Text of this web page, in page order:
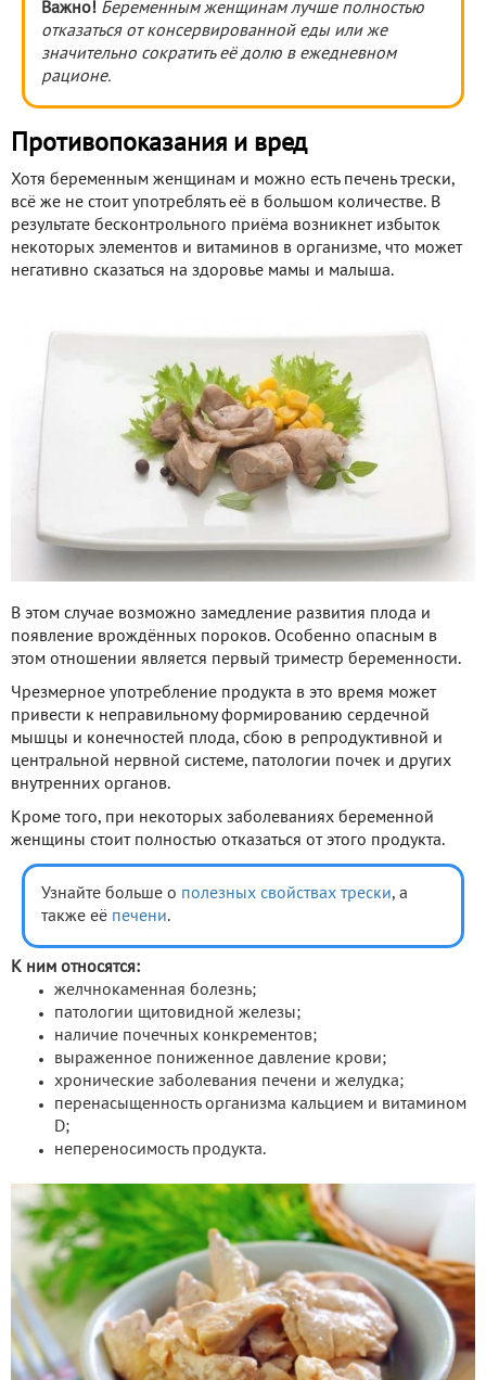
Важно! Беременным женщинам лучше полностью
отказаться от консервированной еды или же
значительно сократить её долю в ежедневном
рационе.
Противопоказания и вред
Хотя беременным женщинам и можно есть печень трески,
всё же не стоит употреблять её в большом количестве. В
результате бесконтрольного приёма возникнет избыток
некоторых элементов и витаминов в организме, что может
негативно сказаться на здоровье мамы и малыша.
В этом случае возможно замедление развития плода и
появление врождённых пороков. Особенно опасным в
этом отношении является первый триместр беременности.
Чрезмерное употребление продукта в это время может
привести к неправильному формированию сердечной
мышцы и конечностей плода, сбою в репродуктивной и
центральной нервной системе, патологии почек и других
внутренних органов.
Кроме того, при некоторых заболеваниях беременной
женщины стоит полностью отказаться от этого продукта.
Узнайте больше о полезных свойствах трески, а
также её печени.
К ним относятся:
желчнокаменная болезнь;
патологии щитовидной железы;
наличие почечных конкрементов;
выраженное пониженное давление крови;
хронические заболевания печени и желудка;
перенасыщенность организма кальцием и витамином
D;
непереносимость продукта.